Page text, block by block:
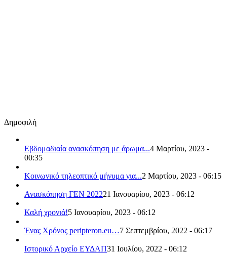
Δημοφιλή
Εβδομαδιαία ανασκόπηση με άρωμα...4 Μαρτίου, 2023 -
00:35
Κοινωνικό τηλεοπτικό μήνυμα για...2 Μαρτίου, 2023 - 06:15
Ανασκόπηση ΓΕΝ 202221 Ιανουαρίου, 2023 - 06:12
Καλή χρονιά!5 Ιανουαρίου, 2023 - 06:12
Ένας Χρόνος peripteron.eu…7 Σεπτεμβρίου, 2022 - 06:17
Ιστορικό Αρχείο ΕΥΔΑΠ31 Ιουλίου, 2022 - 06:12